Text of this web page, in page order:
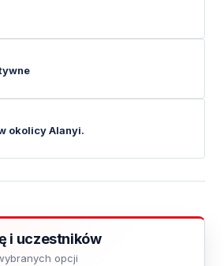
okolicy Alanyi.
i uczestników
opcji